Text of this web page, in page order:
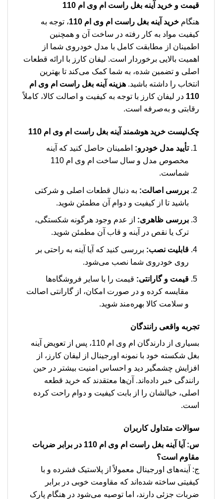
قیمت و خرید آینه بغل راست ام وی ام 110
هنگام خرید آینه بغل راست ام وی ام 110
، توجه به
کیفیت مواد به کار رفته در ساخت آن و همچنین
اطمینان از مطابقت کامل با مدل خودروی شما از
اهمیت بالایی برخوردار است. لیفان کارز با ارائه قطعات
اصلی و تضمین شده، به شما کمک می‌کند تا بهترین
انتخاب را داشته باشید. هزینه آینه بغل راست ام وی ام
110 در لیفان کارز با توجه به کیفیت و اصالت کالا، کاملاً
رقابتی و به‌صرفه است.
چک‌لیست خرید هوشمند آینه بغل راست ام وی ام 110
تأیید مدل خودرو: اطمینان حاصل کنید که آینه
مخصوص مدل و سال ساخت ام وی ام 110
شماست.
بررسی اصالت: به دنبال قطعات اصلی و شرکتی
باشید تا از کیفیت و دوام آن مطمئن شوید.
بررسی ظاهری: از عدم وجود هرگونه شکستگی،
ترک یا نقص در آینه و قاب آن مطمئن شوید.
قابلیت نصب: بررسی کنید که آیا آینه به راحتی بر
روی خودروی شما نصب می‌شود.
قیمت و گارانتی: قیمت را با سایر فروشگاه‌ها
مقایسه کرده و در صورت امکان، از گارانتی اصالت
و سلامت کالا بهره‌مند شوید.
تجربه واقعی رانندگان
بسیاری از دارندگان ام وی ام 110، پس از تعویض آینه
بغل شکسته خود با نمونه اورجینال از لیفان کارز، از
افزایش چشمگیر دید و احساس امنیت بیشتر در حین
رانندگی خبر داده‌اند. آن‌ها معتقدند که خرید قطعه
اصلی، خیالشان را از بابت کیفیت و دوام راحت کرده
است.
سوالات متداول کاربران
س: آیا آینه بغل راست ام وی ام 110 در برابر ضربات
مقاوم است؟
ج: آینه‌های اورجینال معمولاً از پلاستیک فشرده و با
کیفیتی ساخته شده‌اند که مقاومت خوبی در برابر
ضربات جزئی دارند، اما توصیه می‌شود در هنگام پارک